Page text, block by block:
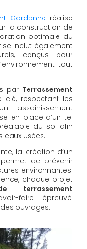
Gardanne réalise
la construction de
optimale du
inclut également
conçus pour
tout
par Terrassement
clé, respectant les
assainissement
en place d’un tel
du sol afin
eaux usées.
la création d’un
de prévenir
environnantes.
chaque projet
terrassement
faire éprouvé,
ouvrages.